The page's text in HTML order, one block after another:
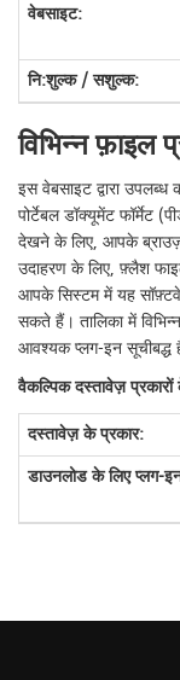
विभिन्न फ़ाइल
इस वेबसाइट द्वारा
पोर्टेबल डॉक्यूमेंट फॉर्मेट
देखने के लिए, आपके
उदाहरण के लिए, फ़्लैश
आपके सिस्टम में यह
सकते हैं। तालिका में
आवश्यक प्लग-इन सूचीबद्ध
वैकल्पिक दस्तावेज़